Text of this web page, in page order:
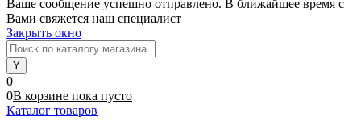
Ваше сообщение успешно отправлено. В ближайшее время с
Вами свяжется наш специалист
Закрыть окно
0
0В корзине пока пусто
Каталог товаров